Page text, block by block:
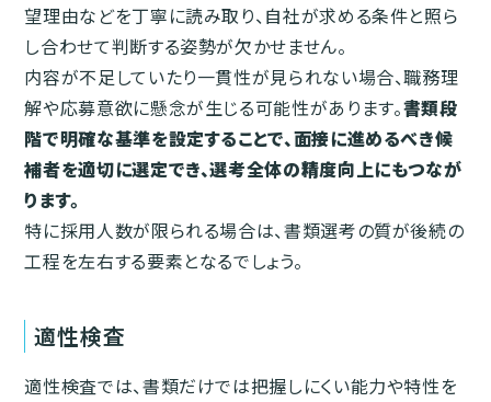
望理由などを丁寧に読み取り、自社が求める条件と照ら
し合わせて判断する姿勢が欠かせません。
内容が不足していたり一貫性が見られない場合、職務理
解や応募意欲に懸念が生じる可能性があります。書類段
階で明確な基準を設定することで、面接に進めるべき候
補者を適切に選定でき、選考全体の精度向上にもつなが
ります。
特に採用人数が限られる場合は、書類選考の質が後続の
工程を左右する要素となるでしょう。
適性検査
適性検査では、書類だけでは把握しにくい能力や特性を